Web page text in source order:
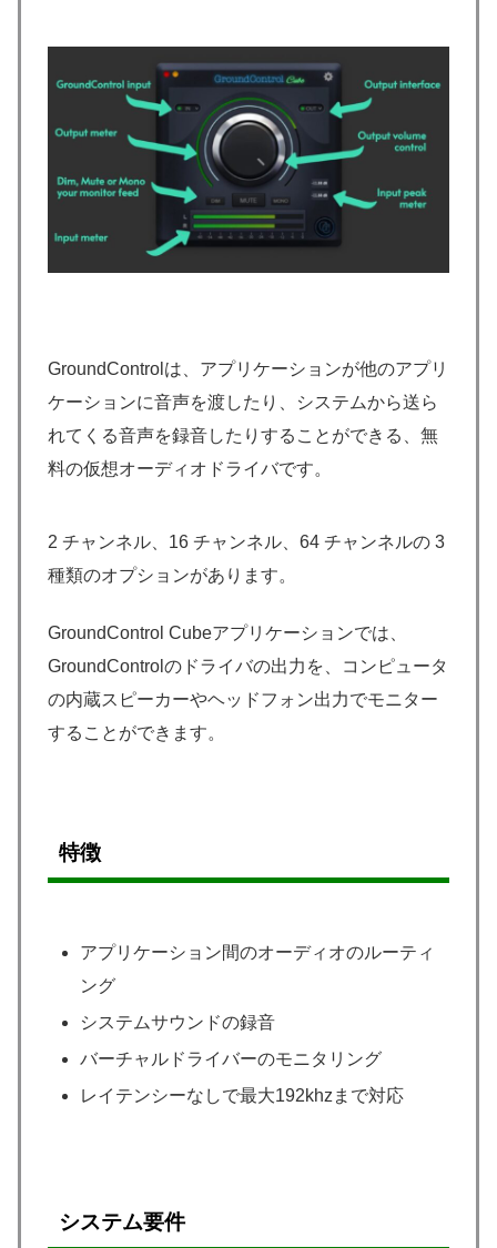
GroundControlは、アプリケーションが他のアプリ
ケーションに音声を渡したり、システムから送ら
れてくる音声を録音したりすることができる、無
料の仮想オーディオドライバです。
2 チャンネル、16 チャンネル、64 チャンネルの 3
種類のオプションがあります。
GroundControl Cubeアプリケーションでは、
GroundControlのドライバの出力を、コンピュータ
の内蔵スピーカーやヘッドフォン出力でモニター
することができます。
特徴
アプリケーション間のオーディオのルーティ
ング
システムサウンドの録音
バーチャルドライバーのモニタリング
レイテンシーなしで最大192khzまで対応
システム要件